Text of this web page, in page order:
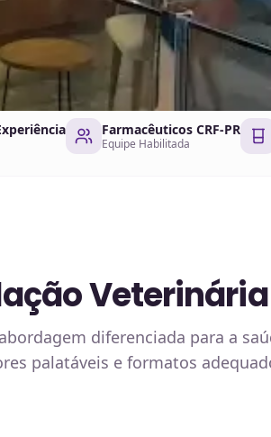
Farmacêuticos CRF-PR
Equipe Habilitada
Veterinária
diferenciada para a
palatáveis e formatos